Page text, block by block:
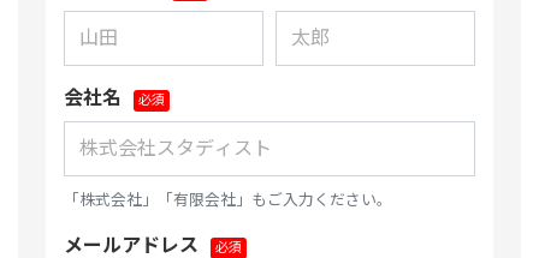
会社名
「株式会社」「有限会社」もご入力ください。
メールアドレス